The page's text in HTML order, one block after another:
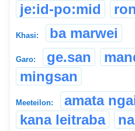
je:id-po:mid
Khasi: ba marwei
Garo: ge.san
mingsan
Meeteilon:
amata
kana leitraba